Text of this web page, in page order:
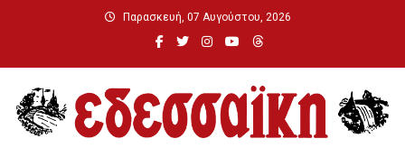
Παρασκευή, 07 Αυγούστου, 2026